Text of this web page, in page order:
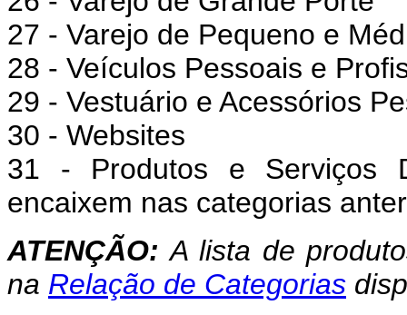
27 - Varejo de Pequeno e
28 - Veículos Pessoais e
29 - Vestuário e Acessórios
30 - Websites
31 - Produtos e Serviços
encaixem nas categorias
ATENÇÃO:A lista de
na Relação de Categorias